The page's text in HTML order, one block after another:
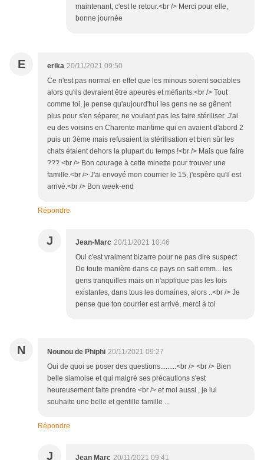
maintenant, c'est le retour.<br /> Merci pour elle,
bonne journée
E erika 20/11/2021 09:50
Ce n'est pas normal en effet que les minous soient sociables
alors qu'ils devraient être apeurés et méfiants.<br /> Tout
comme toi, je pense qu'aujourd'hui les gens ne se gênent
plus pour s'en séparer, ne voulant pas les faire stériliser. J'ai
eu des voisins en Charente maritime qui en avaient d'abord 2
puis un 3ème mais refusaient la stérilisation et bien sûr les
chats étaient dehors la plupart du temps !<br /> Mais que faire
??? <br /> Bon courage à cette minette pour trouver une
famille.<br /> J'ai envoyé mon courrier le 15, j'espère qu'il est
arrivé.<br /> Bon week-end
Répondre
J Jean-Marc 20/11/2021 10:46
Oui c'est vraiment bizarre pour ne pas dire suspect
De toute manière dans ce pays on sait emm... les
gens tranquilles mais on n'applique pas les lois
existantes, dans tous les domaines, alors ..<br /> Je
pense que ton courrier est arrivé, merci à toi
N Nounou de Phiphi 20/11/2021 09:27
Oui de quoi se poser des questions.........<br /> <br /> Bien
belle siamoise et qui malgré ses précautions s'est
heureusement faite prendre <br /> et moi aussi , je lui
souhaite une belle et gentille famille ...
Répondre
J Jean Marc 20/11/2021 09:41